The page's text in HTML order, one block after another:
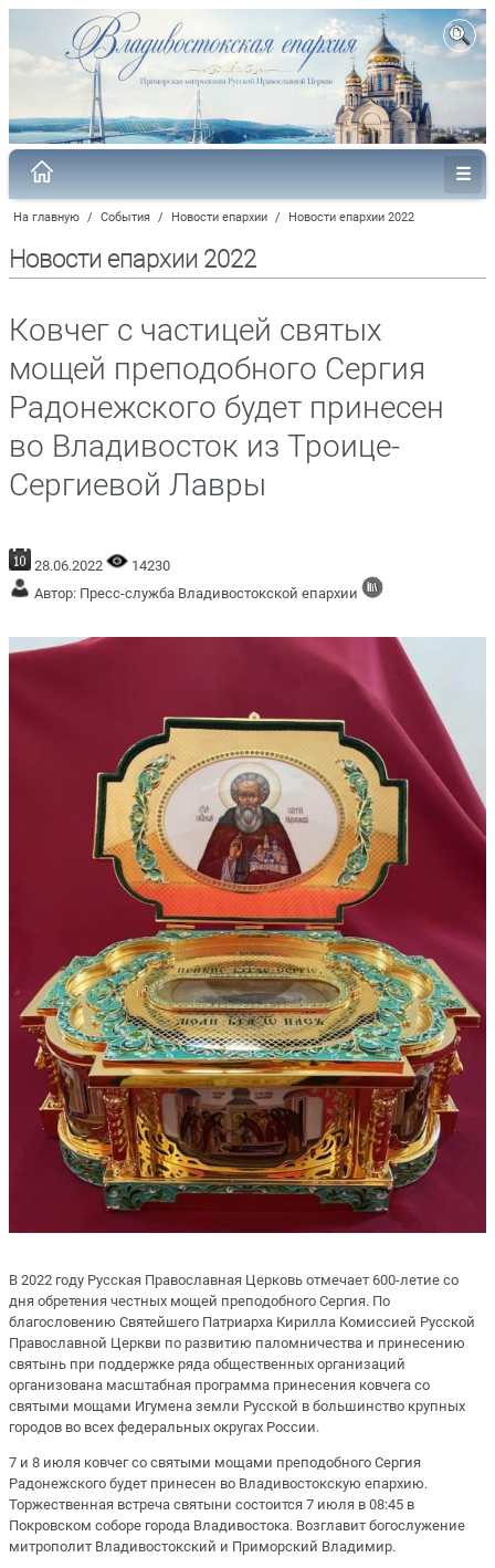
На главную / События / Новости епархии / Новости епархии 2022
Новости епархии 2022
Ковчег с частицей святых
мощей преподобного Сергия
Радонежского будет принесен
во Владивосток из Троице-
Сергиевой Лавры
28.06.2022
14230
Автор: Пресс-служба Владивостокской епархии
В 2022 году Русская Православная Церковь отмечает 600-летие со
дня обретения честных мощей преподобного Сергия. По
благословению Святейшего Патриарха Кирилла Комиссией Русской
Православной Церкви по развитию паломничества и принесению
святынь при поддержке ряда общественных организаций
организована масштабная программа принесения ковчега со
святыми мощами Игумена земли Русской в большинство крупных
городов во всех федеральных округах России.
7 и 8 июля ковчег со святыми мощами преподобного Сергия
Радонежского будет принесен во Владивостокскую епархию.
Торжественная встреча святыни состоится 7 июля в 08:45 в
Покровском соборе города Владивостока. Возглавит богослужение
митрополит Владивостокский и Приморский Владимир.